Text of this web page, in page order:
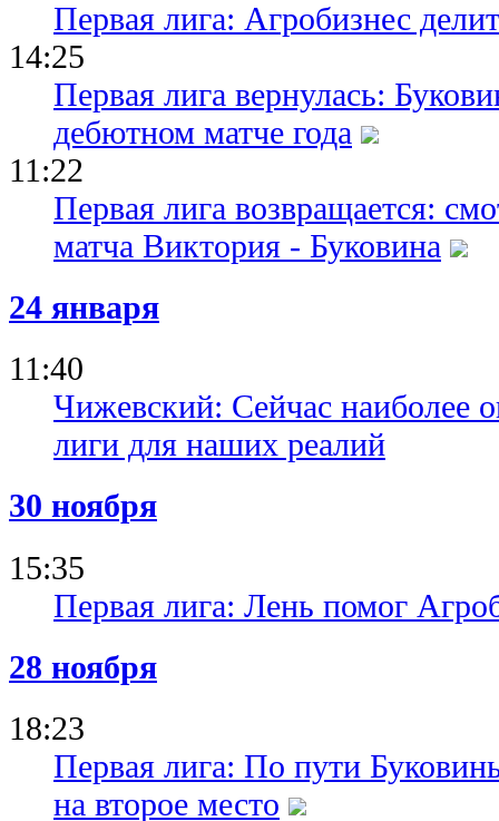
Первая лига: Агробизнес
14:25
Первая лига вернулась:
дебютном матче года
11:22
Первая лига возвращается:
матча Виктория - Буковина
24 января
11:40
Чижевский: Сейчас наиболее
лиги для наших реалий
30 ноября
15:35
Первая лига: Лень помог
28 ноября
18:23
Первая лига: По пути
на второе место